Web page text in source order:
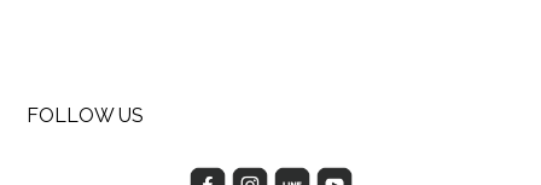
FOLLOW US